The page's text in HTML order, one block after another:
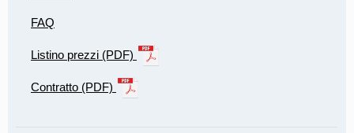
FAQ
Listino prezzi (PDF)
Contratto (PDF)